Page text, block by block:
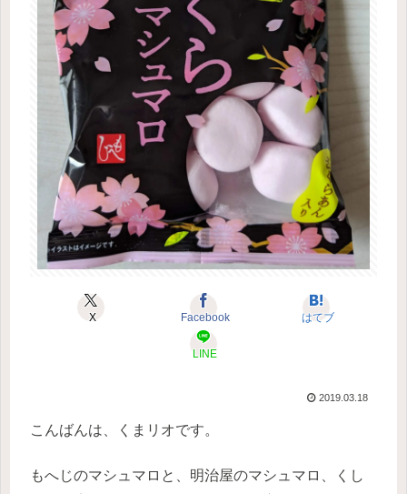
X Facebook はてブ
LINE
2019.03.18
こんばんは、くまリオです。
もへじのマシュマロと、明治屋のマシュマロ、くし